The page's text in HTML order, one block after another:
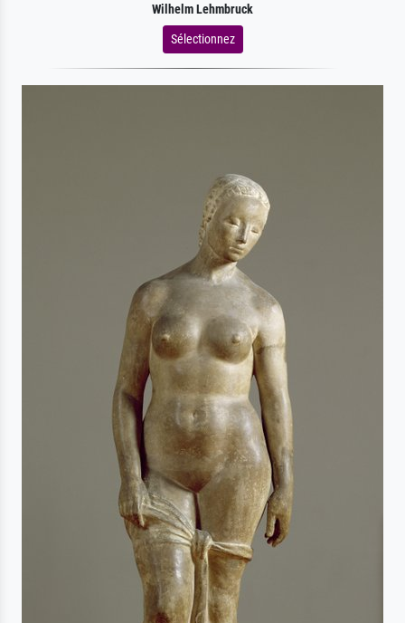
Wilhelm Lehmbruck
Sélectionnez